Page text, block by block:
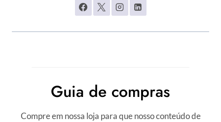
Guia de compras
Compre em nossa loja para que nosso conteúdo de